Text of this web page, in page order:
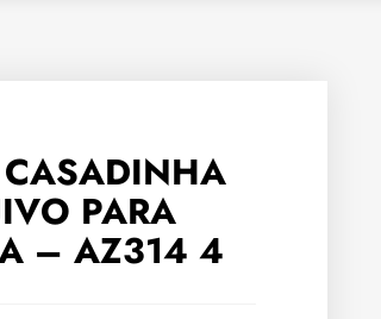
PARA
– AZ314 4